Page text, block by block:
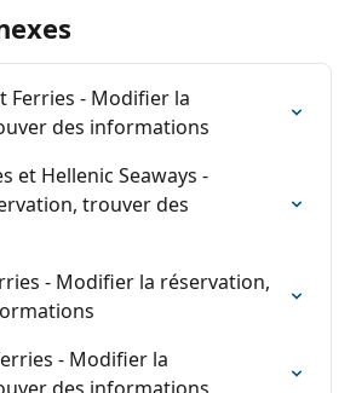
Ferries - Modifier la
des informations
et Hellenic Seaways -
trouver des
- Modifier la réservation,
- Modifier la